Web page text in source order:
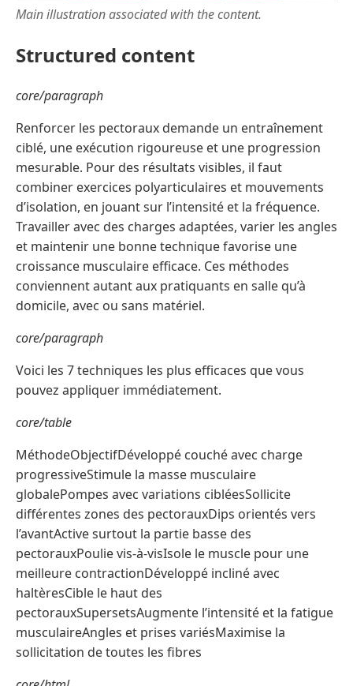
Main illustration associated with the content.
Structured content
core/paragraph
Renforcer les pectoraux demande un entraînement
ciblé, une exécution rigoureuse et une progression
mesurable. Pour des résultats visibles, il faut
combiner exercices polyarticulaires et mouvements
d’isolation, en jouant sur l’intensité et la fréquence.
Travailler avec des charges adaptées, varier les angles
et maintenir une bonne technique favorise une
croissance musculaire efficace. Ces méthodes
conviennent autant aux pratiquants en salle qu’à
domicile, avec ou sans matériel.
core/paragraph
Voici les 7 techniques les plus efficaces que vous
pouvez appliquer immédiatement.
core/table
MéthodeObjectifDéveloppé couché avec charge
progressiveStimule la masse musculaire
globalePompes avec variations cibléesSollicite
différentes zones des pectorauxDips orientés vers
l’avantActive surtout la partie basse des
pectorauxPoulie vis-à-visIsole le muscle pour une
meilleure contractionDéveloppé incliné avec
haltèresCible le haut des
pectorauxSupersetsAugmente l’intensité et la fatigue
musculaireAngles et prises variésMaximise la
sollicitation de toutes les fibres